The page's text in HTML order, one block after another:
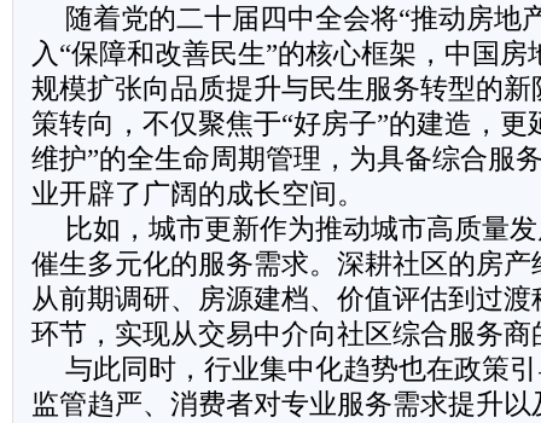
随着党的二十届四中全会将“推动房地
入“保障和改善民生”的核心框架，中国
规模扩张向品质提升与民生服务转型的
策转向，不仅聚焦于“好房子”的建造，更
维护”的全生命周期管理，为具备综合服
业开辟了广阔的成长空间。
比如，城市更新作为推动城市高质量
催生多元化的服务需求。深耕社区的房
从前期调研、房源建档、价值评估到过
环节，实现从交易中介向社区综合服务商
与此同时，行业集中化趋势也在政策
监管趋严、消费者对专业服务需求提升